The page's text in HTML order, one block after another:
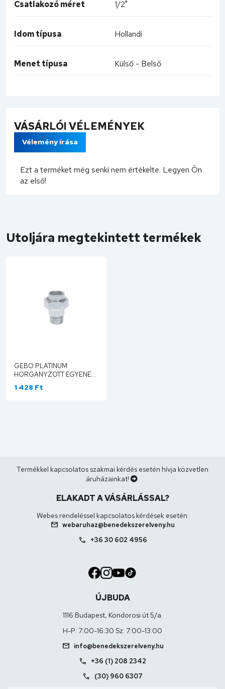
Csatlakozó méret 1/2"
Idom típusa Hollandi
Menet típusa Külső - Belső
VÁSÁRLÓI VÉLEMÉNYEK
Vélemény írása
Ezt a terméket még senki nem értékelte. Legyen Ön
az első!
Utoljára megtekintett termékek
GEBO PLATINUM
HORGANYZOTT EGYENES,
LAPOSAN TÖMÍTŐ
HOLLANDER KB 1/2" 331-
1 428 Ft
Termékkel kapcsolatos szakmai kérdés esetén hívja közvetlen
áruházainkat!
ELAKADT A VÁSÁRLÁSSAL?
Webes rendeléssel kapcsolatos kérdések esetén:
mail webaruhaz@benedekszerelveny.hu
call +36 30 602 4956
ÚJBUDA
1116 Budapest, Kondorosi út 5/a.
H-P: 7:00-16:30 Sz: 7:00-13:00
mail info@benedekszerelveny.hu
call +36 (1) 208 2342
call (30) 960 6307